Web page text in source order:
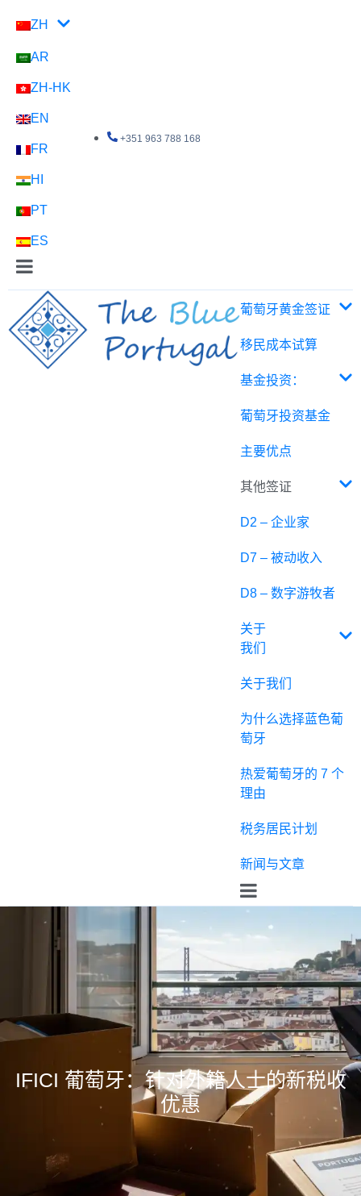
ZH
AR
ZH-HK
EN
FR
HI
PT
ES
+351 963 788 168
葡萄牙黄金签证
移民成本试算
基金投资：
葡萄牙投资基金
主要优点
其他签证
D2 – 企业家
D7 – 被动收入
D8 – 数字游牧者
关于
我们
关于我们
为什么选择蓝色葡
萄牙
热爱葡萄牙的 7 个
理由
税务居民计划
新闻与文章
IFICI 葡萄牙：针对外籍人士的新税收
优惠